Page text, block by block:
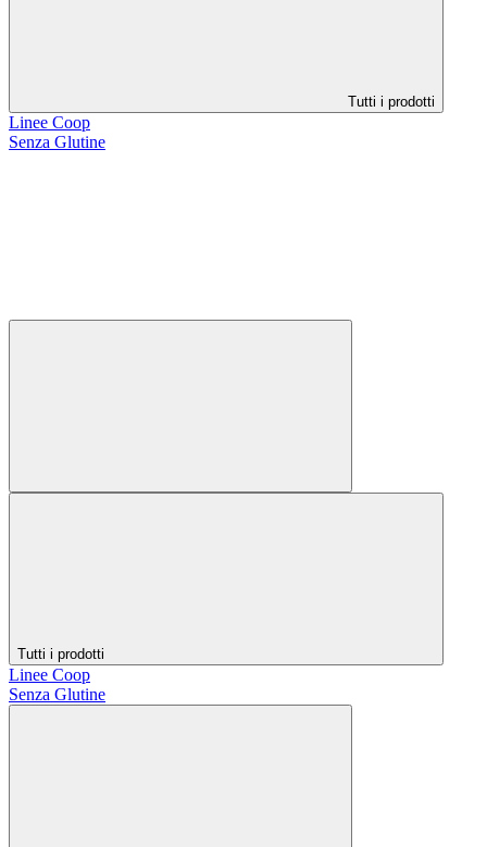
Tutti i prodotti
Linee Coop
Senza Glutine
Tutti i prodotti
Linee Coop
Senza Glutine